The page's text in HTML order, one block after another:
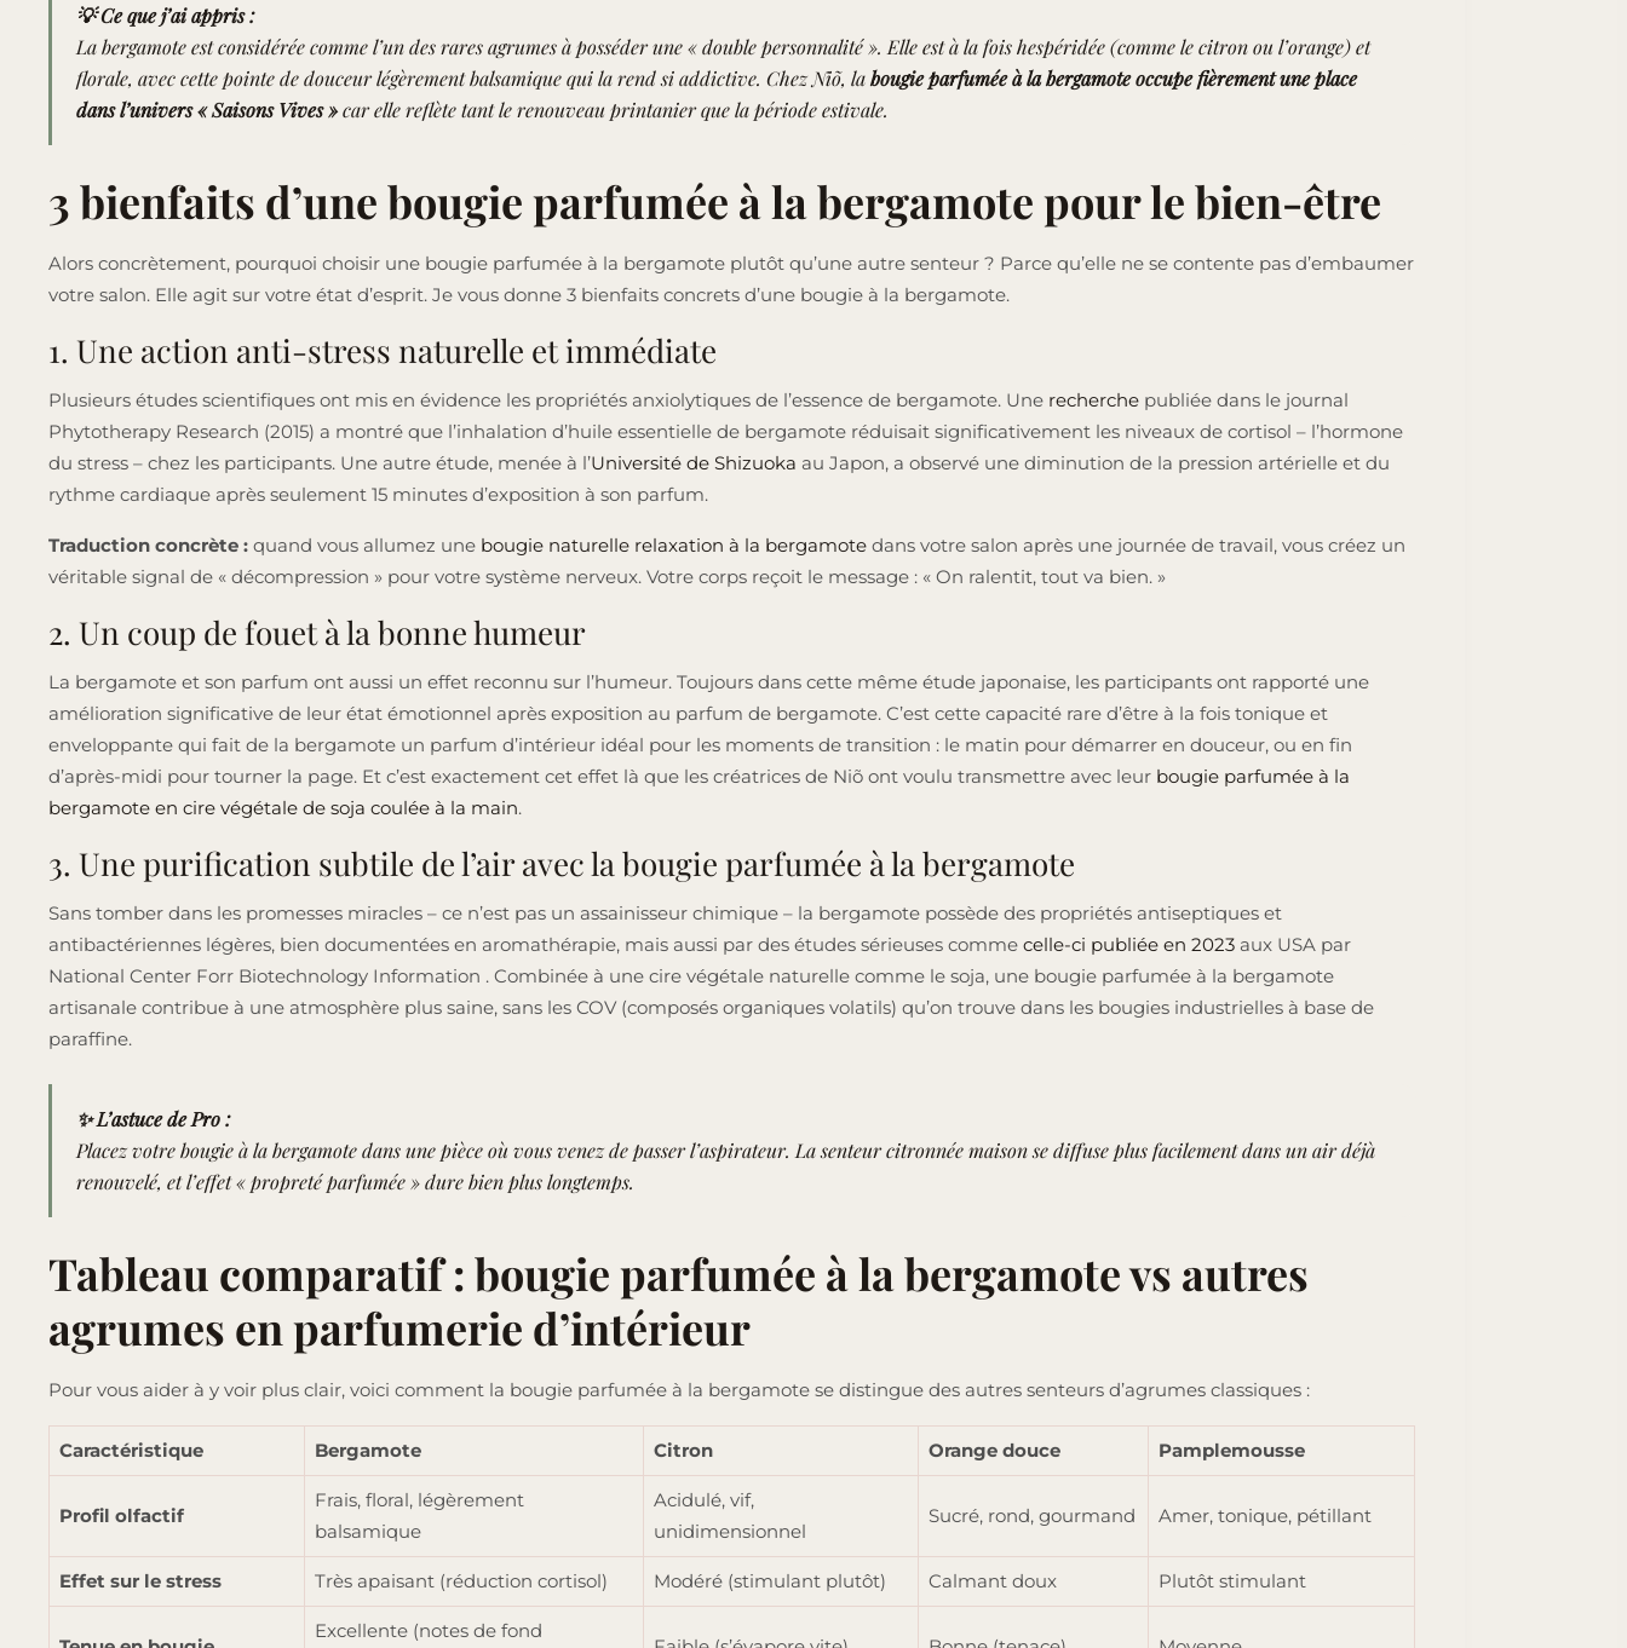
💡 Ce que j’ai appris :
La bergamote est considérée comme l’un des rares agrumes à posséder une « double personnalité ». Elle est à la fois hespéridée (comme le citron ou l’orange) et
florale, avec cette pointe de douceur légèrement balsamique qui la rend si addictive. Chez Niõ, labougie parfumée à la bergamote occupe fièrement une place
dans l’univers « Saisons Vives »car elle reflète tant le renouveau printanier que la période estivale.
3 bienfaits d’une bougie parfumée à la bergamote pour le bien-être
Alors concrètement, pourquoi choisir une bougie parfumée à la bergamote plutôt qu’une autre senteur ? Parce qu’elle ne se contente pas d’embaumer
votre salon. Elle agit sur votre état d’esprit. Je vous donne 3 bienfaits concrets d’une bougie à la bergamote.
1. Une action anti-stress naturelle et immédiate
Plusieurs études scientifiques ont mis en évidence les propriétés anxiolytiques de l’essence de bergamote. Une recherche publiée dans le journal
Phytotherapy Research (2015) a montré que l’inhalation d’huile essentielle de bergamote réduisait significativement les niveaux de cortisol – l’hormone
du stress – chez les participants. Une autre étude, menée à l’Université de Shizuoka au Japon, a observé une diminution de la pression artérielle et du
rythme cardiaque après seulement 15 minutes d’exposition à son parfum.
Traduction concrète : quand vous allumez une bougie naturelle relaxation à la bergamote dans votre salon après une journée de travail, vous créez un
véritable signal de « décompression » pour votre système nerveux. Votre corps reçoit le message : « On ralentit, tout va bien. »
2. Un coup de fouet à la bonne humeur
La bergamote et son parfum ont aussi un effet reconnu sur l’humeur. Toujours dans cette même étude japonaise, les participants ont rapporté une
amélioration significative de leur état émotionnel après exposition au parfum de bergamote. C’est cette capacité rare d’être à la fois tonique et
enveloppante qui fait de la bergamote un parfum d’intérieur idéal pour les moments de transition : le matin pour démarrer en douceur, ou en fin
d’après-midi pour tourner la page. Et c’est exactement cet effet là que les créatrices de Niõ ont voulu transmettre avec leur bougie parfumée à la
bergamote en cire végétale de soja coulée à la main.
3. Une purification subtile de l’air avec la bougie parfumée à la bergamote
Sans tomber dans les promesses miracles – ce n’est pas un assainisseur chimique – la bergamote possède des propriétés antiseptiques et
antibactériennes légères, bien documentées en aromathérapie, mais aussi par des études sérieuses comme celle-ci publiée en 2023 aux USA par
National Center Forr Biotechnology Information . Combinée à une cire végétale naturelle comme le soja, une bougie parfumée à la bergamote
artisanale contribue à une atmosphère plus saine, sans les COV (composés organiques volatils) qu’on trouve dans les bougies industrielles à base de
paraffine.
✨ L’astuce de Pro :
Placez votre bougie à la bergamote dans une pièce où vous venez de passer l’aspirateur. La senteur citronnée maison se diffuse plus facilement dans un air déjà
renouvelé, et l’effet « propreté parfumée » dure bien plus longtemps.
Tableau comparatif : bougie parfumée à la bergamote vs autres
agrumes en parfumerie d’intérieur
Pour vous aider à y voir plus clair, voici comment la bougie parfumée à la bergamote se distingue des autres senteurs d’agrumes classiques :
Caractéristique Bergamote Citron Orange douce Pamplemousse
Profil olfactif
Frais, floral, légèrement
balsamique
Acidulé, vif,
unidimensionnel
Sucré, rond, gourmand Amer, tonique, pétillant
Effet sur le stress Très apaisant (réduction cortisol) Modéré (stimulant plutôt) Calmant doux Plutôt stimulant
Excellente (notes de fond